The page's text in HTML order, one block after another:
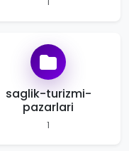
saglik-turizmi-
pazarlari
1